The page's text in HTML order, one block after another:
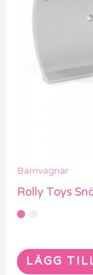
Barnvagnar
Rolly Toys
LÄGG